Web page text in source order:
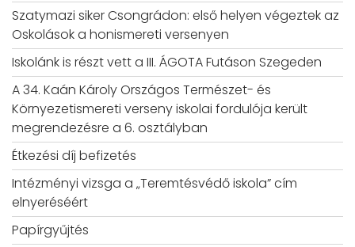
Szatymazi siker Csongrádon: első helyen végeztek az
Oskolások a honismereti versenyen
Iskolánk is részt vett a III. ÁGOTA Futáson Szegeden
A 34. Kaán Károly Országos Természet- és
Környezetismereti verseny iskolai fordulója került
megrendezésre a 6. osztályban
Étkezési díj befizetés
Intézményi vizsga a „Teremtésvédő iskola” cím
elnyeréséért
Papírgyűjtés